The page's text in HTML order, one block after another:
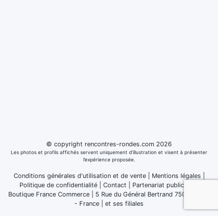
© copyright rencontres-rondes.com 2026
Les photos et profils affichés servent uniquement d’illustration et visent à présenter
l’expérience proposée.
Conditions générales d'utilisation et de vente| Mentions légales
Politique de confidentialité
Contact
Partenariat publicitaire
Boutique France Commerce | 5 Rue du Général Bertrand 75007 Paris
- France
et ses filiales